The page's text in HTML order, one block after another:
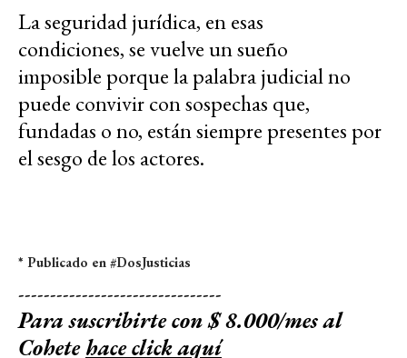
La seguridad jurídica, en esas
condiciones, se vuelve un sueño
imposible porque la palabra judicial no
puede convivir con sospechas que,
fundadas o no, están siempre presentes por
el sesgo de los actores.
* Publicado en #DosJusticias
--------------------------------
Para suscribirte con $ 8.000/mes al
Cohetehace click aquí